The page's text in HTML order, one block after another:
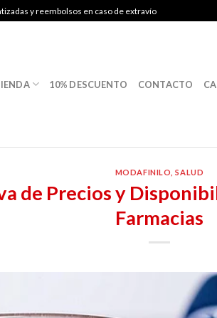
y reembolsos en caso de extravío
10% DESCUENTO CONTACTO
MODAFINILO ,SALUD
de Precios y
Farmacias